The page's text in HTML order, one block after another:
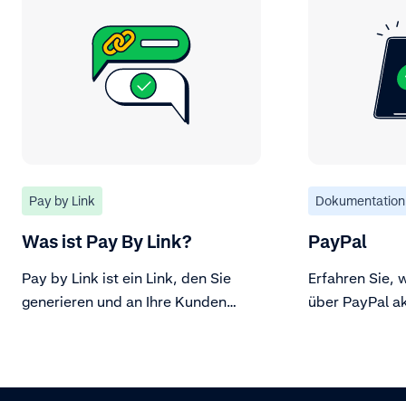
Pay by Link
Was ist Pay By Link?
Pay by Link ist ein Link, den Sie
generieren und an Ihre Kunden
Dokumentation
PayPal
Erfahren Sie,
über PayPal